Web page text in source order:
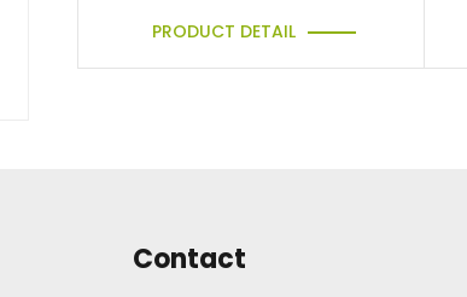
PRODUCT DETAIL
Contact